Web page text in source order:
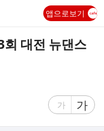
앱으로보기
대전 뉴댄스
글
가
글
자
가